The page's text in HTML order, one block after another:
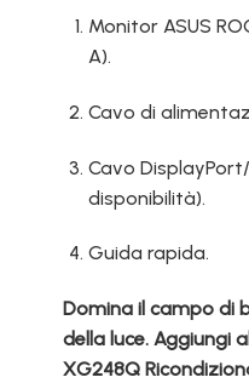
Monitor ASUS
A).
Cavo di
Cavo
disponibilità).
Guida rapida.
Domina il campo di
della luce. Aggiungi
XG248Q